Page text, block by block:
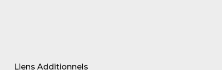
Liens Additionnels